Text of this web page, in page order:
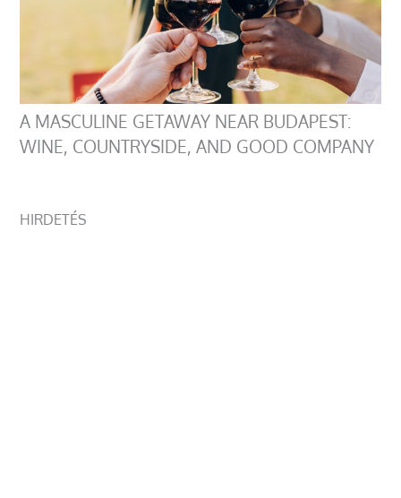
A MASCULINE GETAWAY NEAR BUDAPEST:
WINE, COUNTRYSIDE, AND GOOD COMPANY
HIRDETÉS